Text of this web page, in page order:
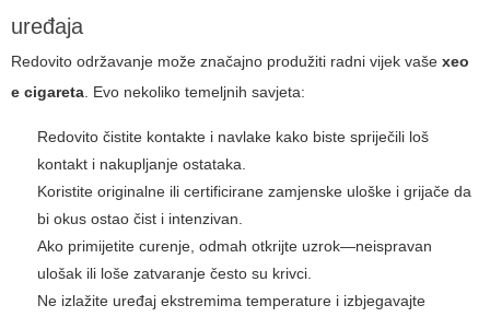
uređaja
Redovito održavanje može značajno produžiti radni vijek vaše xeo
e cigareta . Evo nekoliko temeljnih savjeta:
Redovito čistite kontakte i navlake kako biste spriječili loš
kontakt i nakupljanje ostataka.
Koristite originalne ili certificirane zamjenske uloške i grijače da
bi okus ostao čist i intenzivan.
Ako primijetite curenje, odmah otkrijte uzrok—neispravan
ulošak ili loše zatvaranje često su krivci.
Ne izlažite uređaj ekstremima temperature i izbjegavajte